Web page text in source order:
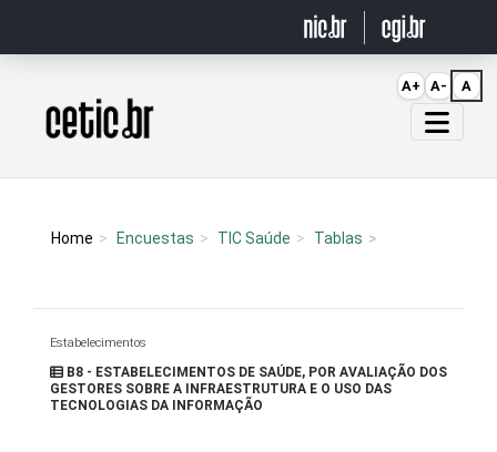
Página inicial
Home Encuestas TIC Saúde Tablas
Estabelecimentos
B8 - ESTABELECIMENTOS DE SAÚDE, POR AVALIAÇÃO DOS
GESTORES SOBRE A INFRAESTRUTURA E O USO DAS
TECNOLOGIAS DA INFORMAÇÃO
A+ A- A